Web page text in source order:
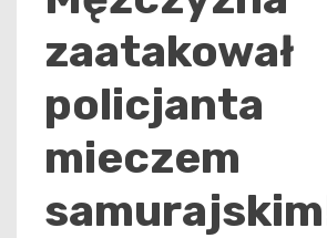
zaatakował
policjanta
mieczem